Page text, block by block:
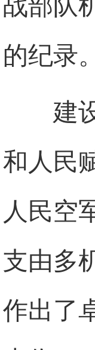
战部队
的纪录。
建
和人民
人民空
支由多
作出了